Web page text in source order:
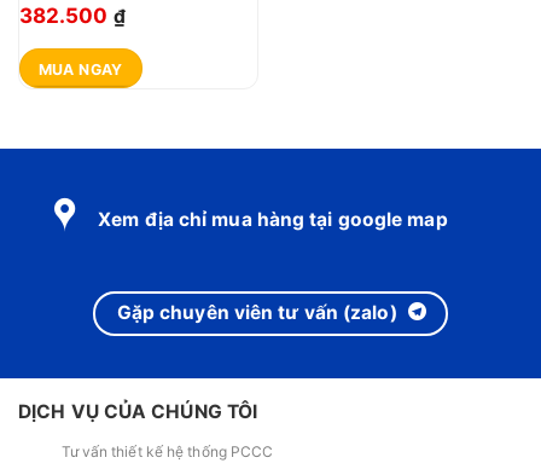
382.500 ₫
MUA NGAY
Xem địa chỉ mua hàng tại google map
Gặp chuyên viên tư vấn (zalo)
DỊCH VỤ CỦA CHÚNG TÔI
Tư vấn thiết kế hệ thống PCCC